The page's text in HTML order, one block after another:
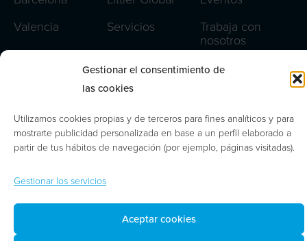
Gestionar el consentimiento de
las cookies
Utilizamos cookies propias y de terceros para fines analíticos y para
mostrarte publicidad personalizada en base a un perfil elaborado a
partir de tus hábitos de navegación (por ejemplo, páginas visitadas).
Gestionar los servicios
Aceptar cookies
Servicios
Equipo
Trabaja con
nosotros
Contacto
Valencia
Lisboa
Aviso legal
Política de privacidad
Política de cookies
Gestionar cookies
© 2026 | Abdón Pedrajas Abogados y Asesores